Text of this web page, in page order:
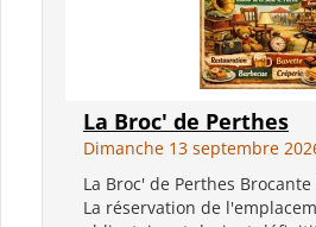
La Broc' de Perthes
Dimanche 13 septembre
La Broc' de Perthes
La réservation de